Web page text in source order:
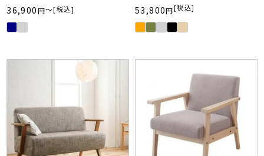
36,900 税込
〜 53,800 税込